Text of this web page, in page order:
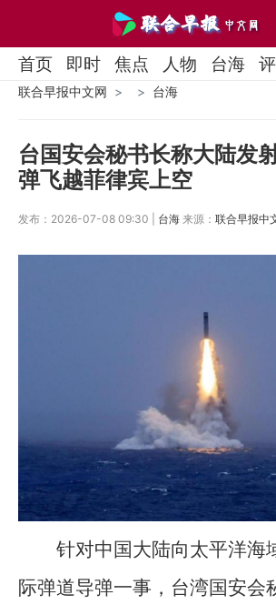
首页 即时 焦点 人物 台海
联合早报中文网 台海
台国安会秘书长称大陆发
弹飞越菲律宾上空
发布：2026-07-08 09:30 | 台海 来源： 联合早报中
针对中国大陆向太平洋海
际弹道导弹一事，台湾国安会